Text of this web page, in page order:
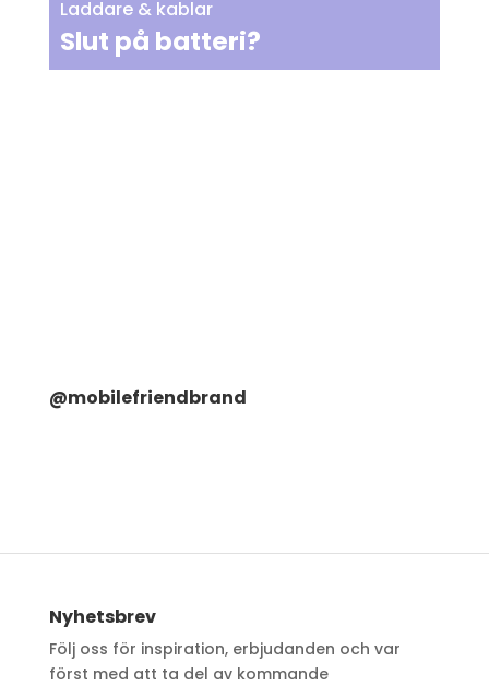
Laddare & kablar
Slut på batteri?
@mobilefriendbrand
Nyhetsbrev
Följ oss för inspiration, erbjudanden och var
först med att ta del av kommande